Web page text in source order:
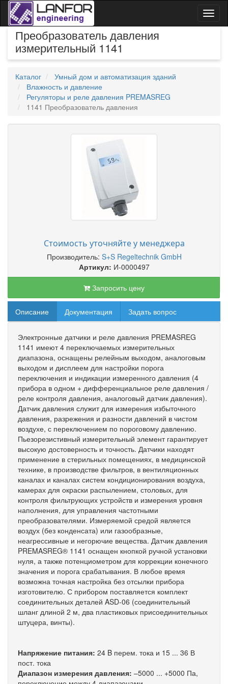
Преобразователь давления
измерительный 1141
Каталог
Умный дом и автоматизация зданий
Влажность и давление
Регуляторы и реле давления PREMASREG
1141 Преобразователь давления
Стоимость уточняйте у менеджера
Производитель: S+S Regeltechnik GmbH
Артикул: И-0000497
Запросить цену
Описание Документация Задать вопрос
Электронные датчики и реле давления PREMASREG
1141 имеют 4 переключаемых измерительных
диапазона, оснащены релейным выходом, аналоговым
выходом и дисплеем для настройки порога
переключения и индикации измеренного давления (4
прибора в одном + дифференциальное реле давления /
реле контроля давления, аналоговый датчик давления).
Датчик давления служит для измерения избыточного
давления, разрежения и разности давлений в чистом
воздухе, с переключением по пороговому давлению.
Пьезорезистивный измерительный элемент гарантирует
высокую достоверность и точность. Датчики находят
применение в стерильных помещениях, в медицинской
технике, в производстве фильтров, в вентиляционных
каналах и каналах систем кондиционирования воздуха,
камерах для окраски распылением, столовых, для
контроля фильтрующих устройств и измерения уровня
наполнения, для управления частотными
преобразователями. Измеряемой средой является
воздух (без конденсата) или газообразные,
неагрессивные и негорючие вещества. Датчик давления
PREMASREG® 1141 оснащен кнопкой ручной установки
нуля, а также потенциометром для коррекции конечного
значения и порога срабатывания. В любое время
возможна точная настройка без отсылки прибора
изготовителю. С прибором поставляется комплект
соединительных деталей ASD-06 (соединительный
шланг длиной 2 м, два пластиковых присоединительных
штуцера, винты).
Напряжение питания: 24 B перем. тока и 15 ... 36 В
пост. тока
Диапазон измерения давления: –5000 ... +5000 Па,